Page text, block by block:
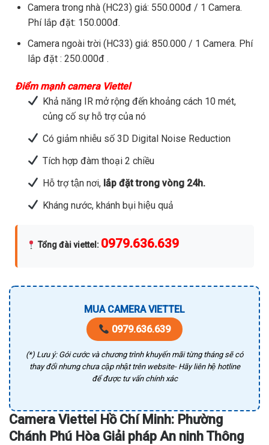
Camera trong nhà (HC23) giá: 550.000đ / 1 Camera.
Phí lắp đặt: 150.000đ.
Camera ngoài trời (HC33) giá: 850.000 / 1 Camera. Phí
lắp đặt : 250.000đ .
Điểm mạnh camera Viettel
Khả năng IR mở rộng đến khoảng cách 10 mét,
củng cố sự hỗ trợ của nó
Có giảm nhiễu số 3D Digital Noise Reduction
Tích hợp đàm thoại 2 chiều
Hỗ trợ tận nơi,lắp đặt trong vòng 24h.
Kháng nước, khánh bụi hiệu quả
Tổng đài viettel : 0979.636.639
MUA CAMERA VIETTEL
0979.636.639
(*) Lưu ý: Gói cước và chương trình khuyến mãi từng tháng sẽ có
thay đổi nhưng chưa cập nhật trên website- Hãy liên hệ hotline
để được tư vấn chính xác
Camera Viettel Hồ Chí Minh: Phường
Chánh Phú Hòa Giải pháp An ninh Thông